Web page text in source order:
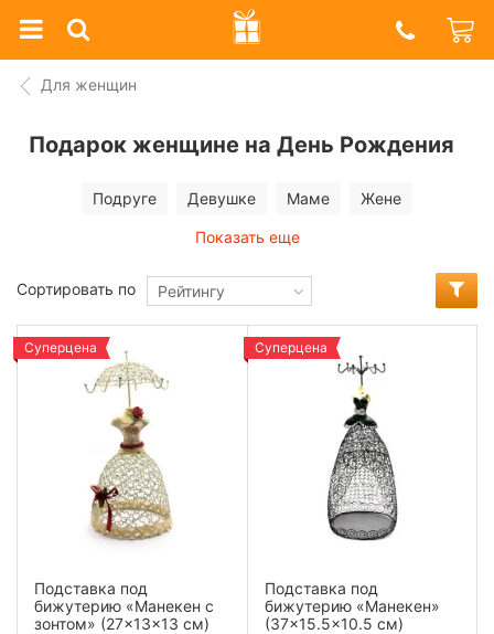
Prazdnik
Shop
Для женщин
Подарок женщине на День Рождения
Подруге Девушке Маме Жене
Показать еще
Сортировать по Рейтингу
Суперцена
Подставка под
бижутерию «Манекен с
зонтом» (27×13×13 см)
Суперцена
Подставка под
бижутерию «Манекен»
(37×15.5×10.5 см)